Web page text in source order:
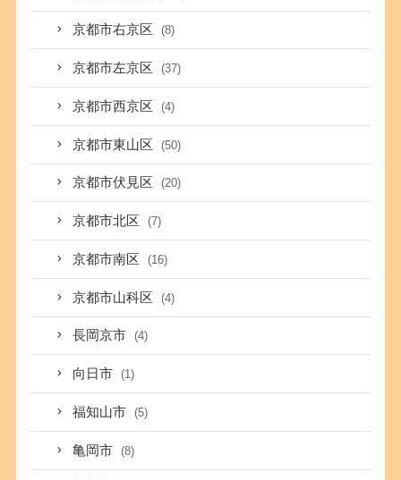
京都市右京区 (8)
京都市左京区 (37)
京都市西京区 (4)
京都市東山区 (50)
京都市伏見区 (20)
京都市北区 (7)
京都市南区 (16)
京都市山科区 (4)
長岡京市 (4)
向日市 (1)
福知山市 (5)
亀岡市 (8)